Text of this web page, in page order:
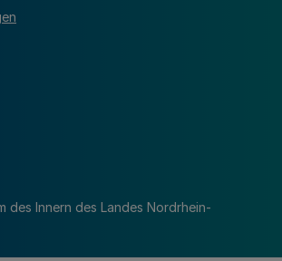
des Innern des Landes Nordrhein-